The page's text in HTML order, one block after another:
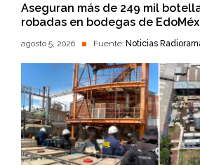
Aseguran más de 249 mil
robadas en bodegas de EdoMéx
agosto 5, 2026 Fuente: Noticias